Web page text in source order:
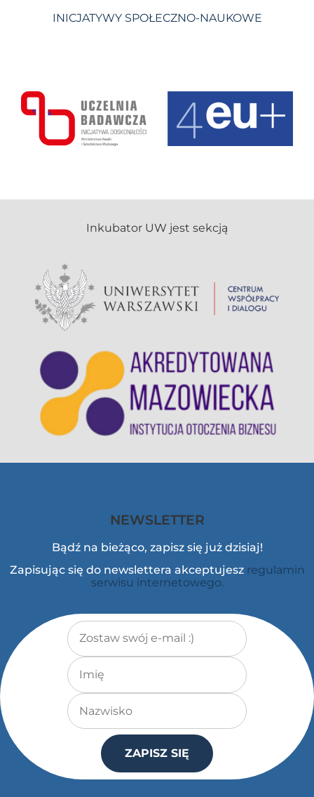
INICJATYWY SPOŁECZNO-NAUKOWE
NEWSLETTER
Bądź na bieżąco, zapisz się już dzisiaj!
Zapisując się do newslettera akceptujesz regulamin
serwisu internetowego.
Adres e-mail*
Imię
Nazwisko
ZAPISZ SIĘ